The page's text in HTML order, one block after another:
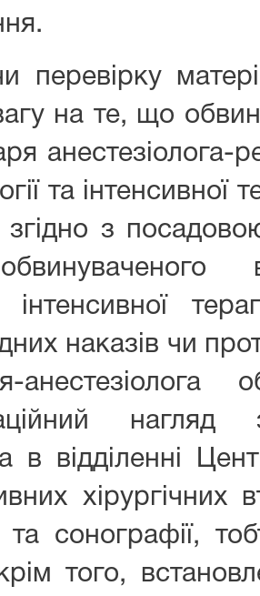
перевірку
на те, що
анестезіолога-
та інтенсивної
згідно з
інтенсивної
наказів чи
анестезіолога
в відділенні
хірургічних
та сонографії,
того,